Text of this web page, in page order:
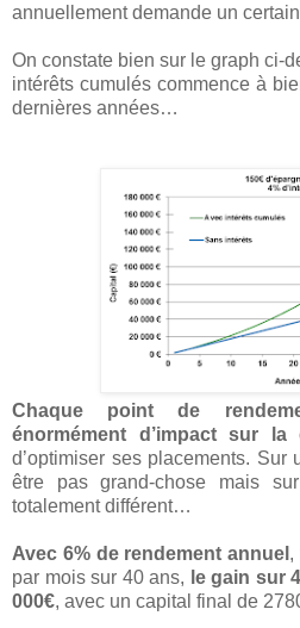
annuellement demande un
On constate bien sur le graph ci-
intérêts cumulés commence à
dernières années…
Chaque point de
énormément d’impact sur la
d’optimiser ses placements.
être pas grand-chose mais
totalement différent…
Avec 6% de rendement annuel ,
par mois sur 40 ans, le gain sur
000€, avec un capital final de